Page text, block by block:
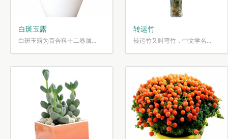
白斑玉露
白斑玉露为百合科十二卷属...
转运竹
转运竹又叫弯竹，中文学名...